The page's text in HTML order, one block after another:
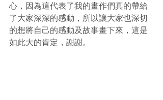
心，因為這代表了我的畫作們真的帶給
了大家深深的感動，所以讓大家也深切
的想將自己的感動及故事畫下來，這是
如此大的肯定，謝謝。